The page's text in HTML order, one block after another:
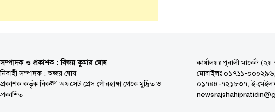
সম্পাদক ও প্রকাশক : বিজয় কুমার ঘোষ
নিবাহী সম্পাদক : অজয় ঘোষ
প্রকাশক কর্তৃক বিকল্প অফসেট প্রেস গৌরহাঙ্গা থেকে মুদ্রিত ও
প্রকাশিত।
কার্যালয়ঃ পূবালী মার্কেট
মোবাইলঃ ০১৭১১-
০১৭৪৪-৭২১৮৩৭, ই-মেইলঃ